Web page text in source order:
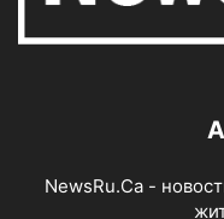
NewsRu.Ca -